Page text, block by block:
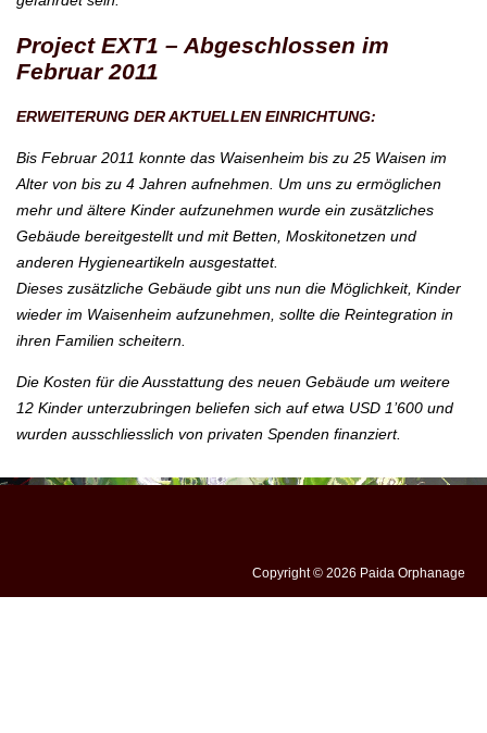
Project EXT1 – Abgeschlossen im
Februar 2011
ERWEITERUNG DER AKTUELLEN EINRICHTUNG:
Bis Februar 2011 konnte das Waisenheim bis zu 25 Waisen im
Alter von bis zu 4 Jahren aufnehmen. Um uns zu ermöglichen
mehr und ältere Kinder aufzunehmen wurde ein zusätzliches
Gebäude bereitgestellt und mit Betten, Moskitonetzen und
anderen Hygieneartikeln ausgestattet.
Dieses zusätzliche Gebäude gibt uns nun die Möglichkeit, Kinder
wieder im Waisenheim aufzunehmen, sollte die Reintegration in
ihren Familien scheitern.
Die Kosten für die Ausstattung des neuen Gebäude um weitere
12 Kinder unterzubringen beliefen sich auf etwa USD 1’600 und
wurden ausschliesslich von privaten Spenden finanziert.
Copyright © 2026 Paida Orphanage